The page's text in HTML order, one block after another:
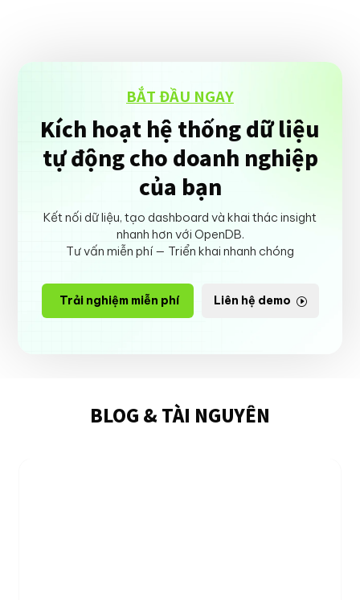
BẮT ĐẦU NGAY
Kích hoạt hệ thống dữ liệu
tự động cho doanh nghiệp
của bạn
Kết nối dữ liệu, tạo dashboard và khai thác insight
nhanh hơn với OpenDB.
Tư vấn miễn phí — Triển khai nhanh chóng
Trải nghiệm miễn phí Liên hệ demo
BLOG & TÀI NGUYÊN